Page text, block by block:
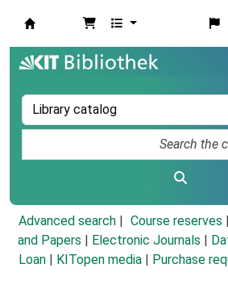
Advanced search Course reserves
and Papers
Electronic Journals
Loan
KITopen media Purchase